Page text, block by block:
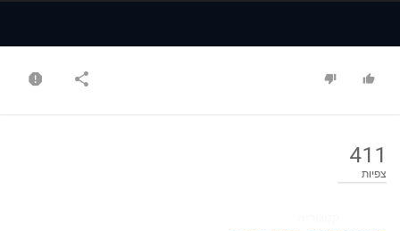
411
צפיות